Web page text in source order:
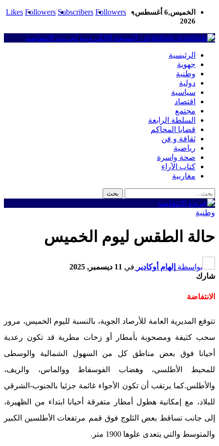
Likes Followers Subscribers Followers
الخميس,6 أغسطس,
2026
al-intifada - النسخة الإلكترونية لجريدة الانتفاضة
الرئيسية
جهوية
وطنية
دولية
سياسية
اقتصاد
مجتمع
السلطة الرابعة
قضايا المحاكم
ثقافة و فن
رياضية
صحة واسرة
كتاب الآراء
مغاربية
وطنية
حالة الطقس ليوم الخميس
بواسطة إلهام أوكادير في 11 ديسمبر, 2025
شارك
الانتفاضة
تتوقع المديرية العامة للأرصاد الجوية، بالنسبة لليوم الخميس، مرور
سحب كثيفة ومصحوبة بأمطار أو زخات مطرية قد تكون رعدية
أحيانا فوق بعض مناطق كل من السهول الشمالية والوسطى
للمحيط الأطلسي، وهضاب الفوسفاط ووالماس، والريف،
والأطلس.كما يرتقب أن تكون الأجواء غائمة جزئيا بالجنوب-الشرقي
للبلاد، مع إمكانية هطول أمطار متفرقة أحيانا ابتداء من الظهيرة،
إلى جانب تساقط بعض الثلوج فوق قمم مرتفعات الأطلسين الكبير
والمتوسط والتي يتعدى علوها 1900 متر.